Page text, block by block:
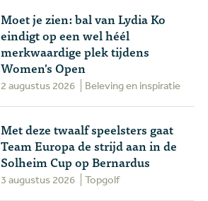
Moet je zien: bal van Lydia Ko
eindigt op een wel héél
merkwaardige plek tijdens
Women's Open
2 augustus 2026 Beleving en inspiratie
Met deze twaalf speelsters gaat
Team Europa de strijd aan in de
Solheim Cup op Bernardus
3 augustus 2026 Topgolf